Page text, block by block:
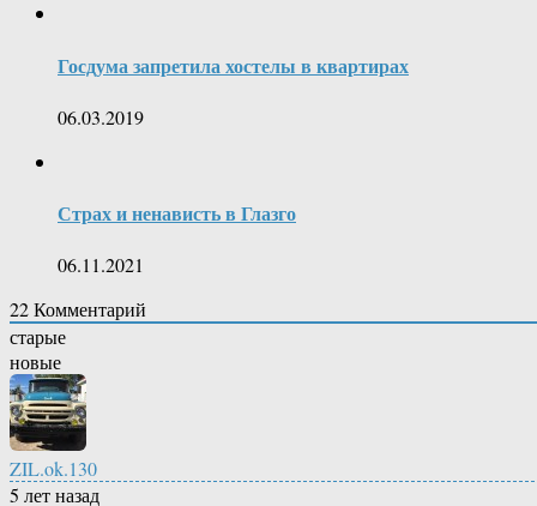
Госдума запретила хостелы в квартирах
06.03.2019
Страх и ненависть в Глазго
06.11.2021
22Комментарий
старые
новые
ZIL.ok.130
5 лет назад